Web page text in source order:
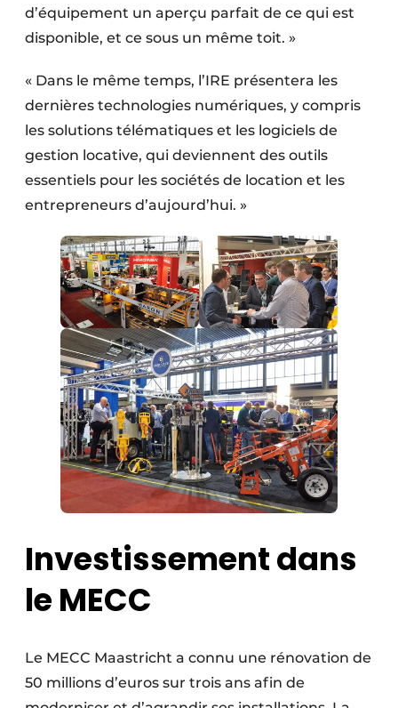
d’équipement un aperçu parfait de ce qui est
disponible, et ce sous un même toit. »
« Dans le même temps, l’IRE présentera les
dernières technologies numériques, y compris
les solutions télématiques et les logiciels de
gestion locative, qui deviennent des outils
essentiels pour les sociétés de location et les
entrepreneurs d’aujourd’hui. »
Investissement dans
le MECC
Le MECC Maastricht a connu une rénovation de
50 millions d’euros sur trois ans afin de